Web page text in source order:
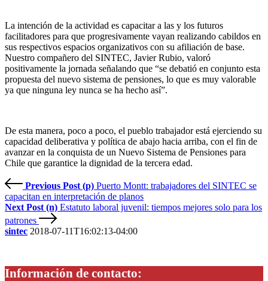
La intención de la actividad es capacitar a las y los futuros
facilitadores para que progresivamente vayan realizando cabildos en
sus respectivos espacios organizativos con su afiliación de base.
Nuestro compañero del SINTEC, Javier Rubio, valoró
positivamente la jornada señalando que “se debatió en conjunto esta
propuesta del nuevo sistema de pensiones, lo que es muy valorable
ya que ninguna ley nunca se ha hecho así”.
De esta manera, poco a poco, el pueblo trabajador está ejerciendo su
capacidad deliberativa y política de abajo hacia arriba, con el fin de
avanzar en la conquista de un Nuevo Sistema de Pensiones para
Chile que garantice la dignidad de la tercera edad.
Previous Post (p) Puerto Montt: trabajadores del SINTEC se
capacitan en interpretación de planos
Next Post (n) Estatuto laboral juvenil: tiempos mejores solo para los
patrones
sintec 2018-07-11T16:02:13-04:00
Información de contacto: